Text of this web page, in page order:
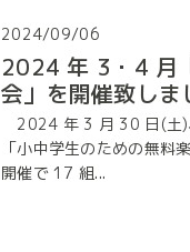
2024/09/06
2024 年 3・4 月
会」を開催致しま
2024 年 3 月 30 日(土)
「小中学生のための無
開催で 17 組...